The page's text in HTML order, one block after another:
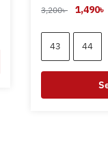
3,200৳
Original
1,490৳
43 44